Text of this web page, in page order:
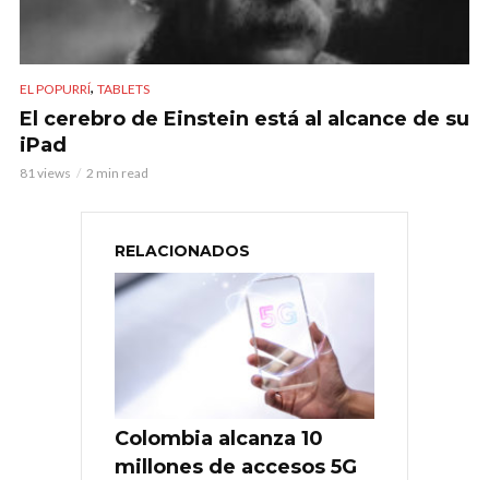
EL POPURRÍ, TABLETS
El cerebro de Einstein está al alcance de su
iPad
81 views 2 min read
RELACIONADOS
Colombia alcanza 10
millones de accesos 5G